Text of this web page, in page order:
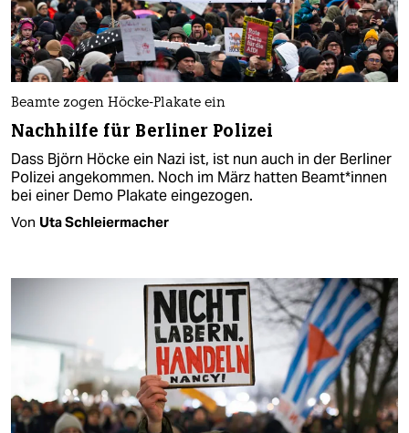
Beamte zogen Höcke-Plakate ein
Nachhilfe für Berliner Polizei
Dass Björn Höcke ein Nazi ist, ist nun auch in der Berliner
Polizei angekommen. Noch im März hatten Be­am­t*in­nen
bei einer Demo Plakate eingezogen.
Von Uta Schleiermacher